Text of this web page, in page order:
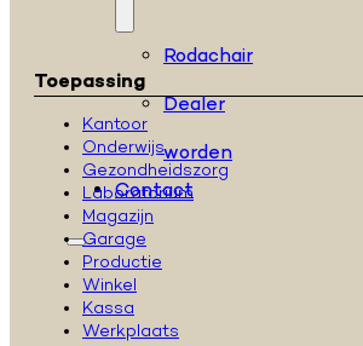
Rodachair
Dealer
worden
Contact
Toepassing
Kantoor
Onderwijs
Gezondheidszorg
Laboratorium
Magazijn
Garage
Productie
Winkel
Kassa
Werkplaats